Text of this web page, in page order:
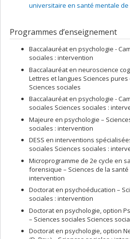
universitaire en santé mentale
Programmes d’enseignement
Baccalauréat en psychologie -
sociales : intervention
Baccalauréat en neuroscience
Lettres et langues Sciences
Sciences sociales
Baccalauréat en psychologie -
sociales Sciences sociales :
Majeure en psychologie –
sociales : intervention
DESS en interventions
sociales Sciences sociales :
Microprogramme de 2e cycle en
forensique – Sciences de la santé
intervention
Doctorat en psychoéducation –
sociales : intervention
Doctorat en psychologie, option
– Sciences sociales Sciences
Doctorat en psychologie, option